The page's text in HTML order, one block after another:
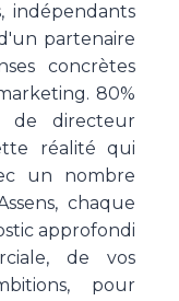
indépendants
partenaire
concrètes
80%
de directeur
réalité qui
un nombre
chaque
approfondi
de vos
pour